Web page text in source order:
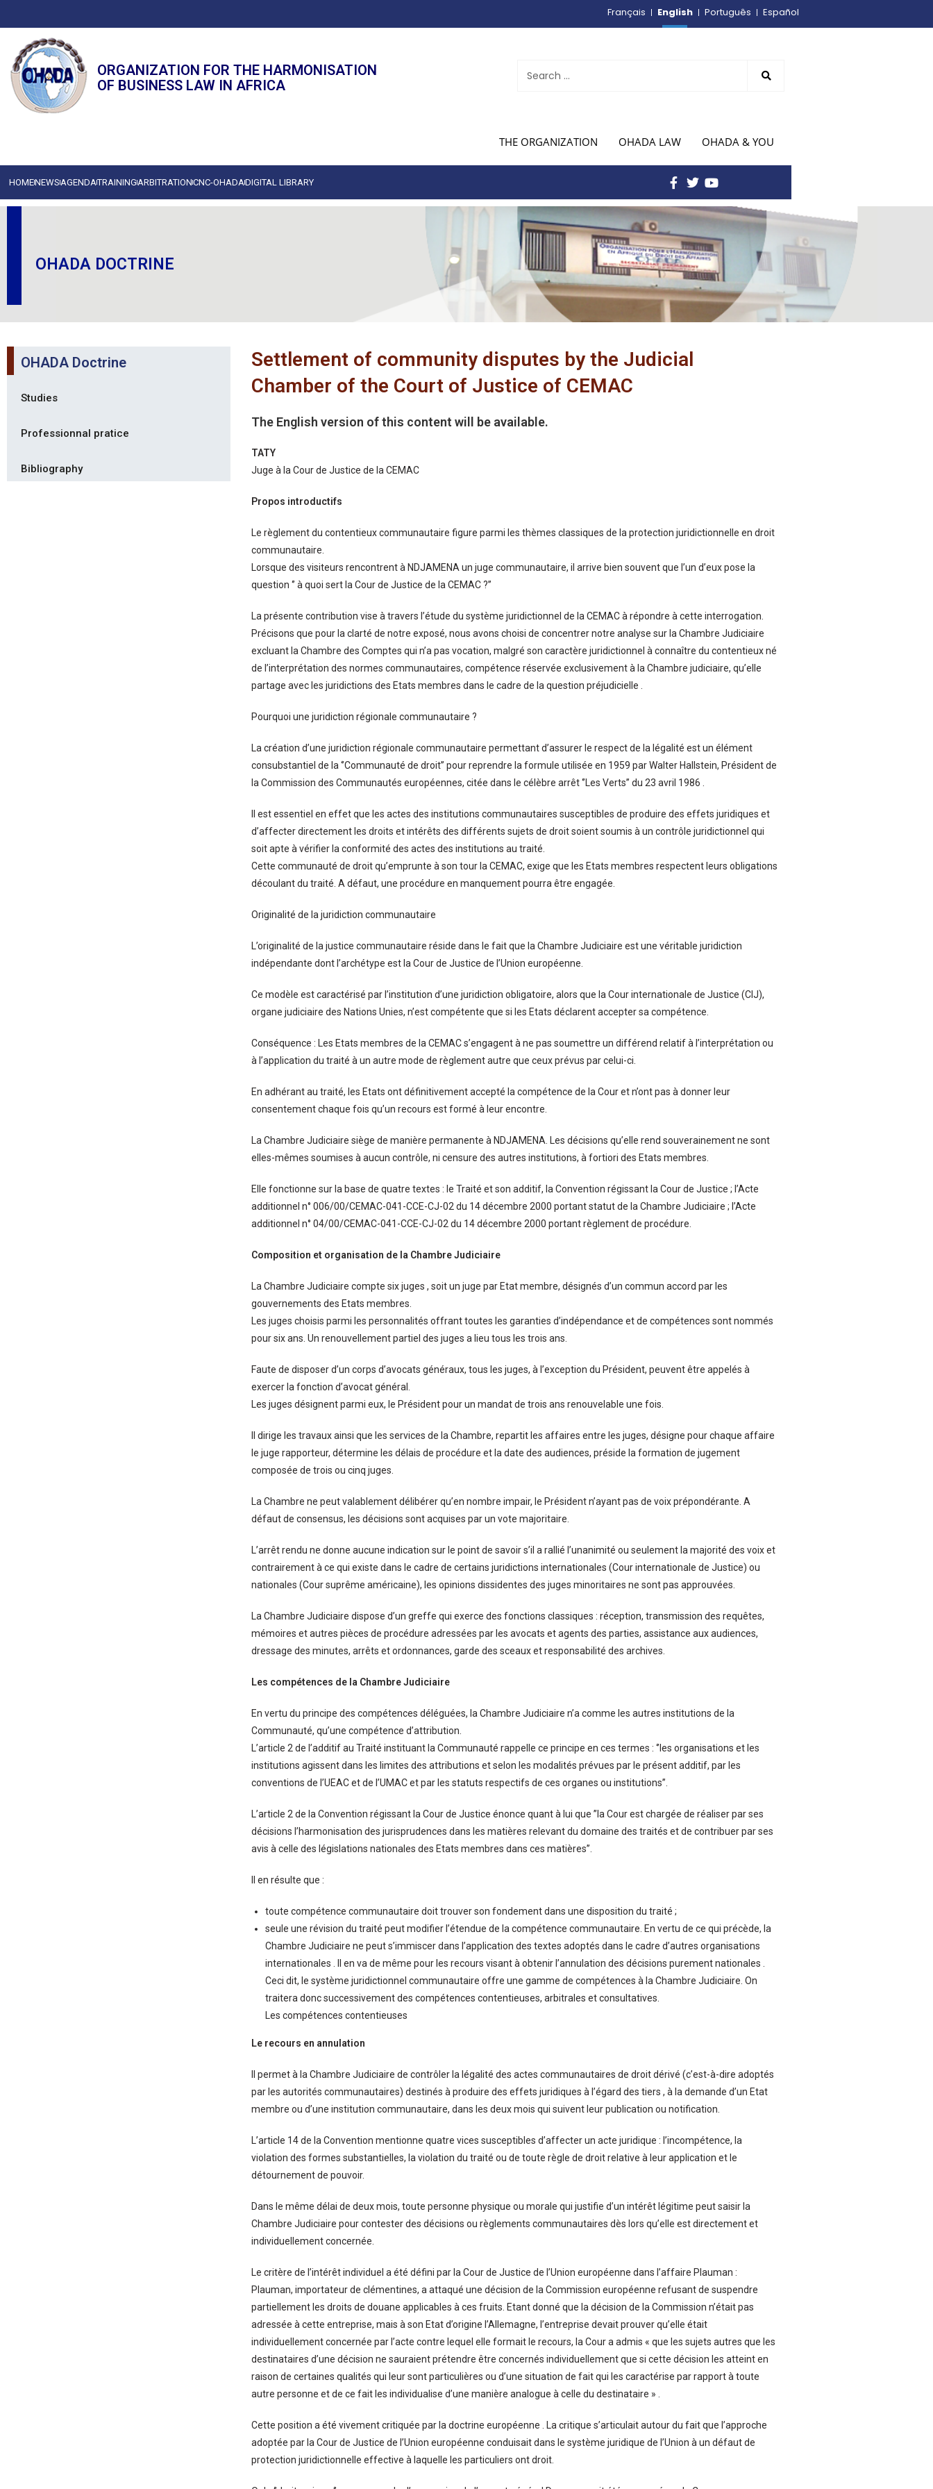
Français English Português Español
ORGANIZATION FOR THE HARMONISATION
OF BUSINESS LAW IN AFRICA
THE ORGANIZATION OHADA LAW OHADA & YOU
HOMENEWSAGENDATRAININGARBITRATIONCNC-OHADADIGITAL LIBRARY
OHADA DOCTRINE
OHADA Doctrine
Studies
Professionnal pratice
Bibliography
Settlement of community disputes by the Judicial
Chamber of the Court of Justice of CEMAC
The English version of this content will be available.
TATY
Juge à la Cour de Justice de la CEMAC
Propos introductifs
Le règlement du contentieux communautaire figure parmi les thèmes classiques de la protection juridictionnelle en droit
communautaire.
Lorsque des visiteurs rencontrent à NDJAMENA un juge communautaire, il arrive bien souvent que l’un d’eux pose la
question ‘’ à quoi sert la Cour de Justice de la CEMAC ?’’
La présente contribution vise à travers l’étude du système juridictionnel de la CEMAC à répondre à cette interrogation.
Précisons que pour la clarté de notre exposé, nous avons choisi de concentrer notre analyse sur la Chambre Judiciaire
excluant la Chambre des Comptes qui n’a pas vocation, malgré son caractère juridictionnel à connaître du contentieux né
de l’interprétation des normes communautaires, compétence réservée exclusivement à la Chambre judiciaire, qu’elle
partage avec les juridictions des Etats membres dans le cadre de la question préjudicielle .
Pourquoi une juridiction régionale communautaire ?
La création d’une juridiction régionale communautaire permettant d’assurer le respect de la légalité est un élément
consubstantiel de la ‘’Communauté de droit’’ pour reprendre la formule utilisée en 1959 par Walter Hallstein, Président de
la Commission des Communautés européennes, citée dans le célèbre arrêt ‘’Les Verts’’ du 23 avril 1986 .
Il est essentiel en effet que les actes des institutions communautaires susceptibles de produire des effets juridiques et
d’affecter directement les droits et intérêts des différents sujets de droit soient soumis à un contrôle juridictionnel qui
soit apte à vérifier la conformité des actes des institutions au traité.
Cette communauté de droit qu’emprunte à son tour la CEMAC, exige que les Etats membres respectent leurs obligations
découlant du traité. A défaut, une procédure en manquement pourra être engagée.
Originalité de la juridiction communautaire
L’originalité de la justice communautaire réside dans le fait que la Chambre Judiciaire est une véritable juridiction
indépendante dont l’archétype est la Cour de Justice de l’Union européenne.
Ce modèle est caractérisé par l’institution d’une juridiction obligatoire, alors que la Cour internationale de Justice (CIJ),
organe judiciaire des Nations Unies, n’est compétente que si les Etats déclarent accepter sa compétence.
Conséquence : Les Etats membres de la CEMAC s’engagent à ne pas soumettre un différend relatif à l’interprétation ou
à l’application du traité à un autre mode de règlement autre que ceux prévus par celui-ci.
En adhérant au traité, les Etats ont définitivement accepté la compétence de la Cour et n’ont pas à donner leur
consentement chaque fois qu’un recours est formé à leur encontre.
La Chambre Judiciaire siège de manière permanente à NDJAMENA. Les décisions qu’elle rend souverainement ne sont
elles-mêmes soumises à aucun contrôle, ni censure des autres institutions, à fortiori des Etats membres.
Elle fonctionne sur la base de quatre textes : le Traité et son additif, la Convention régissant la Cour de Justice ; l’Acte
additionnel n° 006/00/CEMAC-041-CCE-CJ-02 du 14 décembre 2000 portant statut de la Chambre Judiciaire ; l’Acte
additionnel n° 04/00/CEMAC-041-CCE-CJ-02 du 14 décembre 2000 portant règlement de procédure.
Composition et organisation de la Chambre Judiciaire
La Chambre Judiciaire compte six juges , soit un juge par Etat membre, désignés d’un commun accord par les
gouvernements des Etats membres.
Les juges choisis parmi les personnalités offrant toutes les garanties d’indépendance et de compétences sont nommés
pour six ans. Un renouvellement partiel des juges a lieu tous les trois ans.
Faute de disposer d’un corps d’avocats généraux, tous les juges, à l’exception du Président, peuvent être appelés à
exercer la fonction d’avocat général.
Les juges désignent parmi eux, le Président pour un mandat de trois ans renouvelable une fois.
Il dirige les travaux ainsi que les services de la Chambre, repartit les affaires entre les juges, désigne pour chaque affaire
le juge rapporteur, détermine les délais de procédure et la date des audiences, préside la formation de jugement
composée de trois ou cinq juges.
La Chambre ne peut valablement délibérer qu’en nombre impair, le Président n’ayant pas de voix prépondérante. A
défaut de consensus, les décisions sont acquises par un vote majoritaire.
L’arrêt rendu ne donne aucune indication sur le point de savoir s’il a rallié l’unanimité ou seulement la majorité des voix et
contrairement à ce qui existe dans le cadre de certains juridictions internationales (Cour internationale de Justice) ou
nationales (Cour suprême américaine), les opinions dissidentes des juges minoritaires ne sont pas approuvées.
La Chambre Judiciaire dispose d’un greffe qui exerce des fonctions classiques : réception, transmission des requêtes,
mémoires et autres pièces de procédure adressées par les avocats et agents des parties, assistance aux audiences,
dressage des minutes, arrêts et ordonnances, garde des sceaux et responsabilité des archives.
Les compétences de la Chambre Judiciaire
En vertu du principe des compétences déléguées, la Chambre Judiciaire n’a comme les autres institutions de la
Communauté, qu’une compétence d’attribution.
L’article 2 de l’additif au Traité instituant la Communauté rappelle ce principe en ces termes : ‘’les organisations et les
institutions agissent dans les limites des attributions et selon les modalités prévues par le présent additif, par les
conventions de l’UEAC et de l’UMAC et par les statuts respectifs de ces organes ou institutions’’.
L’article 2 de la Convention régissant la Cour de Justice énonce quant à lui que ’’la Cour est chargée de réaliser par ses
décisions l’harmonisation des jurisprudences dans les matières relevant du domaine des traités et de contribuer par ses
avis à celle des législations nationales des Etats membres dans ces matières’’.
Il en résulte que :
toute compétence communautaire doit trouver son fondement dans une disposition du traité ;
seule une révision du traité peut modifier l’étendue de la compétence communautaire. En vertu de ce qui précède, la
Chambre Judiciaire ne peut s’immiscer dans l’application des textes adoptés dans le cadre d’autres organisations
internationales . Il en va de même pour les recours visant à obtenir l’annulation des décisions purement nationales .
Ceci dit, le système juridictionnel communautaire offre une gamme de compétences à la Chambre Judiciaire. On
traitera donc successivement des compétences contentieuses, arbitrales et consultatives.
Les compétences contentieuses
Le recours en annulation
Il permet à la Chambre Judiciaire de contrôler la légalité des actes communautaires de droit dérivé (c’est-à-dire adoptés
par les autorités communautaires) destinés à produire des effets juridiques à l’égard des tiers , à la demande d’un Etat
membre ou d’une institution communautaire, dans les deux mois qui suivent leur publication ou notification.
L’article 14 de la Convention mentionne quatre vices susceptibles d’affecter un acte juridique : l’incompétence, la
violation des formes substantielles, la violation du traité ou de toute règle de droit relative à leur application et le
détournement de pouvoir.
Dans le même délai de deux mois, toute personne physique ou morale qui justifie d’un intérêt légitime peut saisir la
Chambre Judiciaire pour contester des décisions ou règlements communautaires dès lors qu’elle est directement et
individuellement concernée.
Le critère de l’intérêt individuel a été défini par la Cour de Justice de l’Union européenne dans l’affaire Plauman :
Plauman, importateur de clémentines, a attaqué une décision de la Commission européenne refusant de suspendre
partiellement les droits de douane applicables à ces fruits. Etant donné que la décision de la Commission n’était pas
adressée à cette entreprise, mais à son Etat d’origine l’Allemagne, l’entreprise devait prouver qu’elle était
individuellement concernée par l’acte contre lequel elle formait le recours, la Cour a admis « que les sujets autres que les
destinataires d’une décision ne sauraient prétendre être concernés individuellement que si cette décision les atteint en
raison de certaines qualités qui leur sont particulières ou d’une situation de fait qui les caractérise par rapport à toute
autre personne et de ce fait les individualise d’une manière analogue à celle du destinataire » .
Cette position a été vivement critiquée par la doctrine européenne . La critique s’articulait autour du fait que l’approche
adoptée par la Cour de Justice de l’Union européenne conduisait dans le système juridique de l’Union à un défaut de
protection juridictionnelle effective à laquelle les particuliers ont droit.